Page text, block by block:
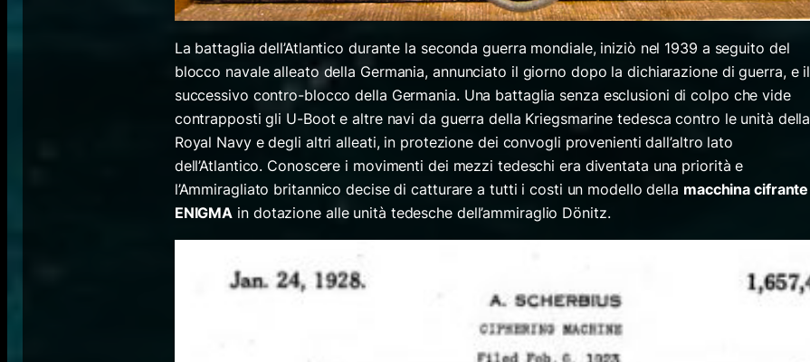
La battaglia dell’Atlantico durante la seconda guerra mondiale, iniziò nel 1939 a seguito del
blocco navale alleato della Germania, annunciato il giorno dopo la dichiarazione di guerra, e il
successivo contro-blocco della Germania. Una battaglia senza esclusioni di colpo che vide
contrapposti gli U-Boot e altre navi da guerra della Kriegsmarine tedesca contro le unità della
Royal Navy e degli altri alleati, in protezione dei convogli provenienti dall’altro lato
dell’Atlantico. Conoscere i movimenti dei mezzi tedeschi era diventata una priorità e
l’Ammiragliato britannico decise di catturare a tutti i costi un modello della macchina cifrante
ENIGMA in dotazione alle unità tedesche dell’ammiraglio Dönitz.